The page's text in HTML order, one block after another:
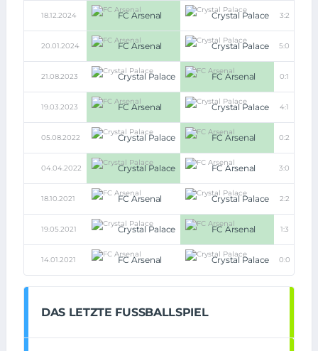
18.12.2024 FC Arsenal Crystal Palace 3:2
20.01.2024 FC Arsenal Crystal Palace 5:0
21.08.2023 Crystal Palace FC Arsenal 0:1
19.03.2023 FC Arsenal Crystal Palace 4:1
05.08.2022 Crystal Palace FC Arsenal 0:2
04.04.2022 Crystal Palace FC Arsenal 3:0
18.10.2021 FC Arsenal Crystal Palace 2:2
19.05.2021 Crystal Palace FC Arsenal 1:3
14.01.2021 FC Arsenal Crystal Palace 0:0
DAS LETZTE FUSSBALLSPIEL